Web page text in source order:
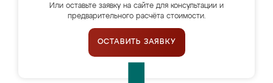
Или оставьте заявку на сайте для консультации и
предварительного расчёта стоимости.
ОСТАВИТЬ ЗАЯВКУ